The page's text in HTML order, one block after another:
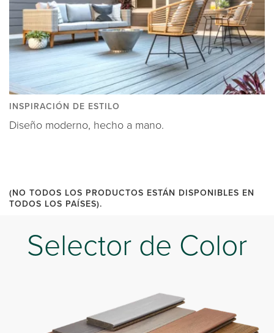
INSPIRACIÓN DE ESTILO
Diseño moderno, hecho a mano.
(NO TODOS LOS PRODUCTOS ESTÁN DISPONIBLES EN
TODOS LOS PAÍSES).
Selector de Color